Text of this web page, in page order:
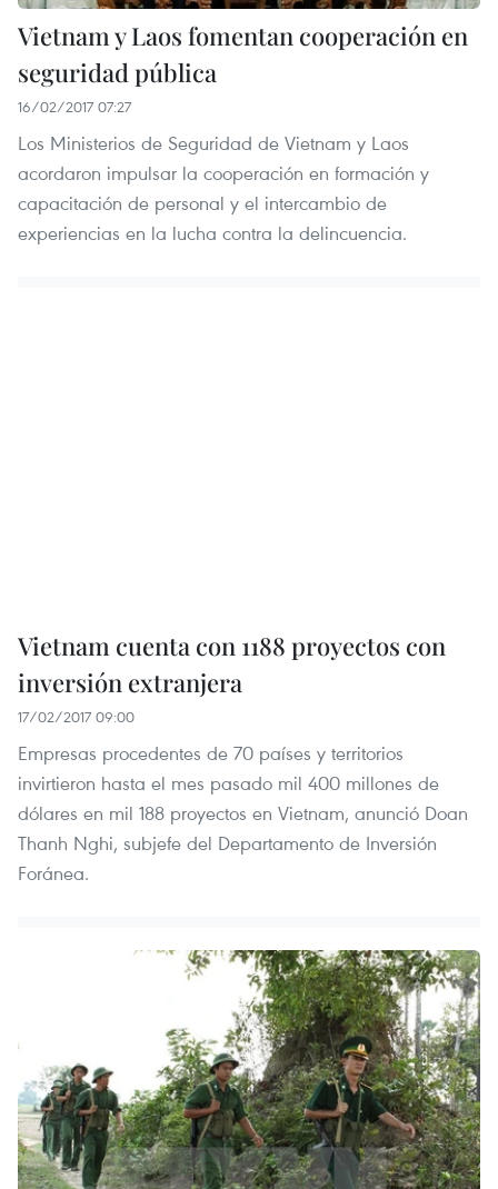
Vietnam y Laos fomentan cooperación en
seguridad pública
16/02/2017 07:27
Los Ministerios de Seguridad de Vietnam y Laos
acordaron impulsar la cooperación en formación y
capacitación de personal y el intercambio de
experiencias en la lucha contra la delincuencia.
Vietnam cuenta con 1188 proyectos con
inversión extranjera
17/02/2017 09:00
Empresas procedentes de 70 países y territorios
invirtieron hasta el mes pasado mil 400 millones de
dólares en mil 188 proyectos en Vietnam, anunció Doan
Thanh Nghi, subjefe del Departamento de Inversión
Foránea.